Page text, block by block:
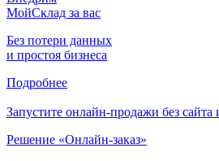
МойСклад за вас
Без потери данных
и простоя бизнеса
Подробнее
Запустите онлайн-продажи без сайта
Решение «Онлайн-заказ»